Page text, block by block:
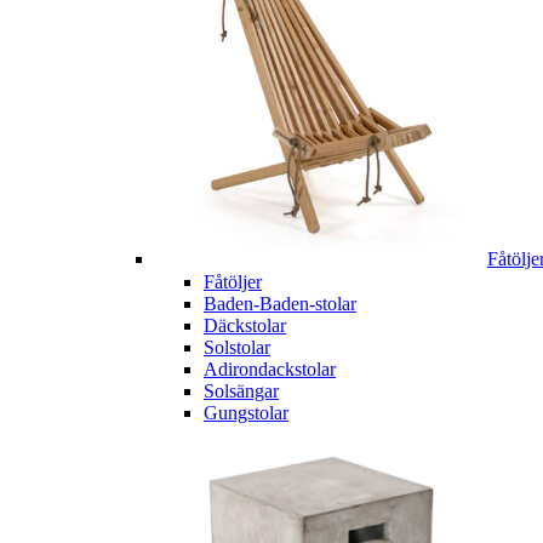
Fåtöljer
Baden-Baden-stolar
Däckstolar
Solstolar
Adirondackstolar
Solsängar
Gungstolar